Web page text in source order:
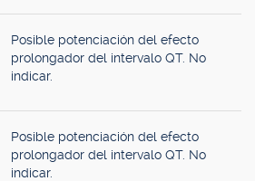
Posible potenciación del efecto
prolongador del intervalo QT. No
indicar.
Posible potenciación del efecto
prolongador del intervalo QT. No
indicar.